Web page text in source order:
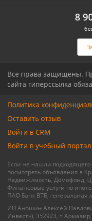
8
Все права защищены.
сайта гиперссылка
Если не нашли
посмотреть объявления в
Недвижимость, Домофонд,
Финансовые услуги по
ПАО Банк ВТБ, генеральная
ИП Аношин Алексей
Инвест»), 352923, г.
Политика
Оставить отзыв
Войти в CRM
Войти в учебный портал